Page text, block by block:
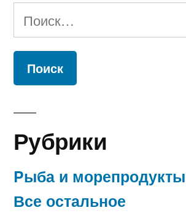
Найти:
Рубрики
Pыба и морепродукты
Все остальное